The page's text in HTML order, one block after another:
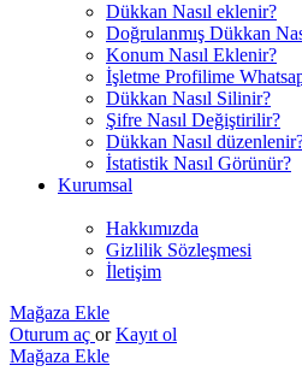
Dükkan Nasıl eklenir?
Doğrulanmış Dükkan
Konum Nasıl Eklenir?
İşletme Profilime
Dükkan Nasıl Silinir?
Şifre Nasıl Değiştirilir?
Dükkan Nasıl
İstatistik Nasıl Görünür?
Kurumsal
Hakkımızda
Gizlilik Sözleşmesi
İletişim
Mağaza Ekle
Oturum aç or Kayıt ol
Mağaza Ekle